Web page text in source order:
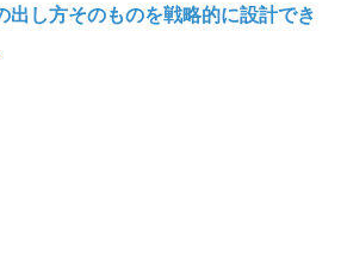
出し方そのものを戦略的に設計でき